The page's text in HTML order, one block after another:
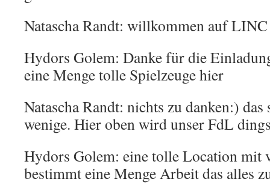
Natascha Randt: willkommen auf
Hydors Golem: Danke für die
eine Menge tolle Spielzeuge hier
Natascha Randt: nichts zu danken:)
wenige. Hier oben wird unser FdL
Hydors Golem: eine tolle Location mit
bestimmt eine Menge Arbeit das alles